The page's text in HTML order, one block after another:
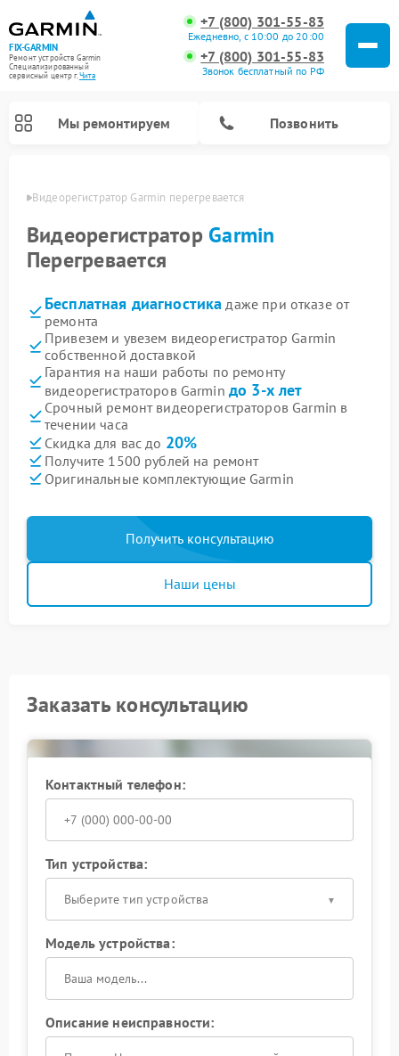
FIX-GARMIN
Ремонт устройств Garmin
Специализированный
cервисный центр г.Чита
+7 (800) 301-55-83
Ежедневно, с 10:00 до 20:00
+7 (800) 301-55-83
Звонок бесплатный по РФ
Мы ремонтируем Позвонить
Видеорегистратор Garmin перегревается
Видеорегистратор Garmin
Перегревается
Бесплатная диагностика даже при отказе от
ремонта
Привезем и увезем видеорегистратор Garmin
собственной доставкой
Гарантия на наши работы по ремонту
видеорегистраторов Garmin до 3-х лет
Срочный ремонт видеорегистраторов Garmin в
течении часа
Скидка для вас до 20%
Получите 1500 рублей на ремонт
Оригинальные комплектующие Garmin
Получить консультацию
Наши цены
Заказать консультацию
Контактный телефон:
Тип устройства:
Выберите тип устройства
Модель устройства:
Описание неисправности: